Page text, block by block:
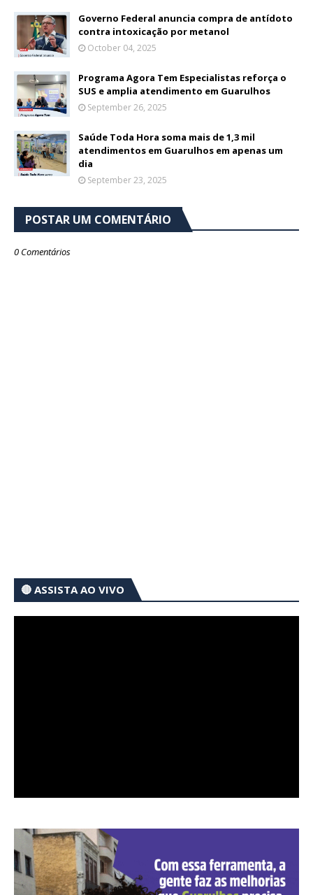
Governo Federal anuncia compra de antídoto
contra intoxicação por metanol
October 04, 2025
Programa Agora Tem Especialistas reforça o
SUS e amplia atendimento em Guarulhos
September 26, 2025
Saúde Toda Hora soma mais de 1,3 mil
atendimentos em Guarulhos em apenas um
dia
September 23, 2025
POSTAR UM COMENTÁRIO
0 Comentários
🔴 ASSISTA AO VIVO